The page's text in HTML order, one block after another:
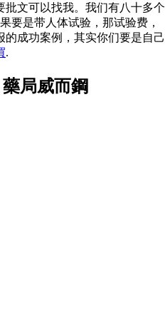
文可以找我。我们有八十多个
要是带人体试验，那试验费，
成功案例，其实你们要是自己
.
局威而鋼